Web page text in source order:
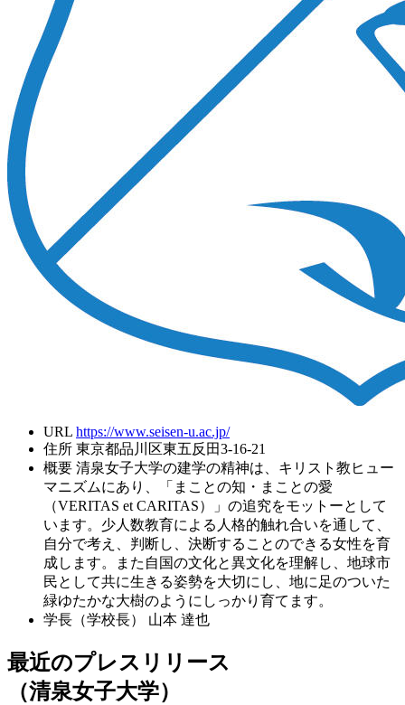
URL https://www.seisen-u.ac.jp/
住所 東京都品川区東五反田3-16-21
概要 清泉女子大学の建学の精神は、キリスト教ヒュー
マニズムにあり、「まことの知・まことの愛
（VERITAS et CARITAS）」の追究をモットーとして
います。少人数教育による人格的触れ合いを通して、
自分で考え、判断し、決断することのできる女性を育
成します。また自国の文化と異文化を理解し、地球市
民として共に生きる姿勢を大切にし、地に足のついた
緑ゆたかな大樹のようにしっかり育てます。
学長（学校長）
山本 達也
最近のプレスリリース
（清泉女子大学）